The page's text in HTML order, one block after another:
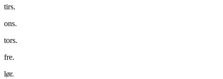
tirs.
ons.
tors.
fre.
lør.